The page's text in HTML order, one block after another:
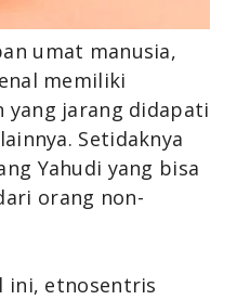
umat manusia,
memiliki
yang jarang didapati
Setidaknya
Yahudi yang bisa
orang non-
ini, etnosentris